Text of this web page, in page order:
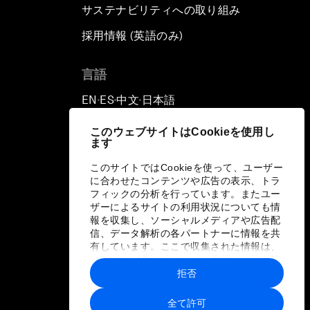
このウェブサイトはCookieを使用し
ます
このサイトではCookieを使って、ユーザー
に合わせたコンテンツや広告の表示、トラ
フィックの分析を行っています。またユー
ザーによるサイトの利用状況についても情
報を収集し、ソーシャルメディアや広告配
信、データ解析の各パートナーに情報を共
有しています。ここで収集された情報は、
ユーザーが各パートナーに提供した他の情
報や各パートナーのサービスを使用した際
に収集された情報と組み合わされ、各パー
トナーによって使用されることがありま
全て許可
拒否
サステナビリティへの取り組み
採用情報 (英語のみ)
言語
EN ▪ ES▪中文▪ 日本語